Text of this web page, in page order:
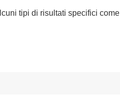
tipi di risultati specifici come